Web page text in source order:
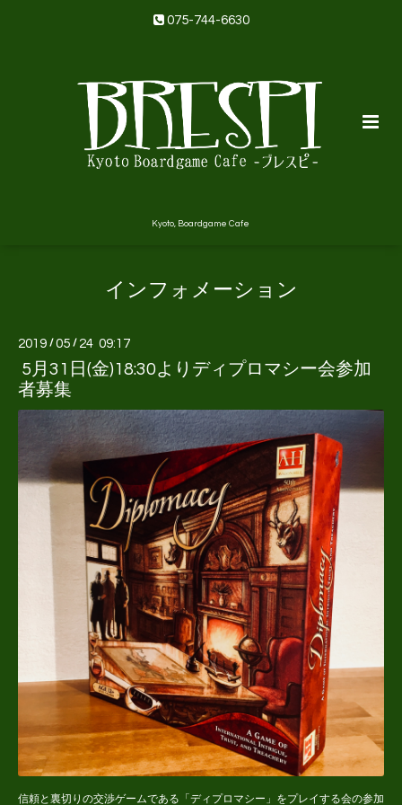
075-744-6630
Kyoto, Boardgame Cafe
インフォメーション
2019 /05 / 24 09:17
5月31日(金)18:30よりディプロマシー会参加
者募集
信頼と裏切りの交渉ゲームである「ディプロマシー」をプレイする会の参加